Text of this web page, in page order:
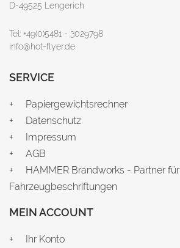
D-49525 Lengerich
Tel: +49(0)5481 - 3029798
info@hot-flyer.de
SERVICE
Papiergewichtsrechner
Datenschutz
Impressum
AGB
HAMMER Brandworks - Partner für
Fahrzeugbeschriftungen
MEIN ACCOUNT
Ihr Konto